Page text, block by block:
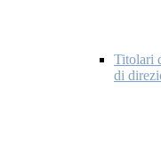
Titolari
di